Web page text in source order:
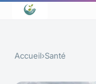
Accueil›Santé